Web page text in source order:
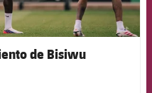
de Bisiwu